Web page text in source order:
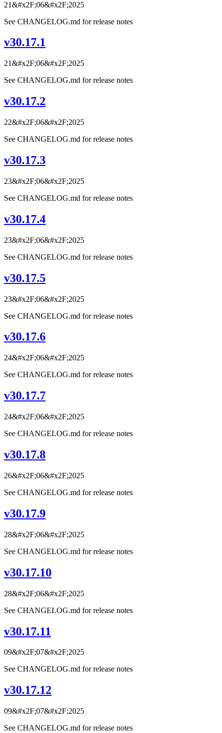
21&#x2F;06&#x2F;2025
See CHANGELOG.md for release notes
v30.17.1
21&#x2F;06&#x2F;2025
See CHANGELOG.md for release notes
v30.17.2
22&#x2F;06&#x2F;2025
See CHANGELOG.md for release notes
v30.17.3
23&#x2F;06&#x2F;2025
See CHANGELOG.md for release notes
v30.17.4
23&#x2F;06&#x2F;2025
See CHANGELOG.md for release notes
v30.17.5
23&#x2F;06&#x2F;2025
See CHANGELOG.md for release notes
v30.17.6
24&#x2F;06&#x2F;2025
See CHANGELOG.md for release notes
v30.17.7
24&#x2F;06&#x2F;2025
See CHANGELOG.md for release notes
v30.17.8
26&#x2F;06&#x2F;2025
See CHANGELOG.md for release notes
v30.17.9
28&#x2F;06&#x2F;2025
See CHANGELOG.md for release notes
v30.17.10
28&#x2F;06&#x2F;2025
See CHANGELOG.md for release notes
v30.17.11
09&#x2F;07&#x2F;2025
See CHANGELOG.md for release notes
v30.17.12
09&#x2F;07&#x2F;2025
See CHANGELOG.md for release notes